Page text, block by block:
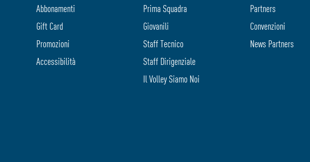
Abbonamenti
Gift Card
Promozioni
Accessibilità
Prima Squadra
Giovanili
Staff Tecnico
Staff Dirigenziale
Il Volley Siamo Noi
Partners
Convenzioni
News Partners